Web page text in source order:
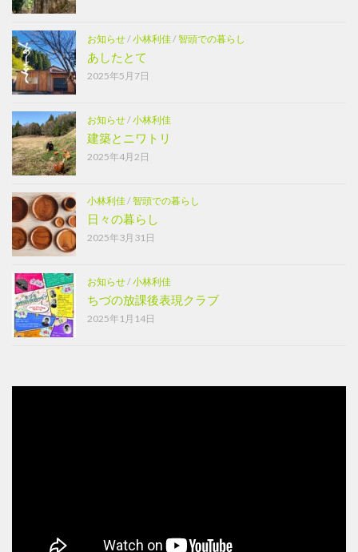
お知らせ/小林利佳/智頭での暮らし
あしたとて
2025年5月7日
お知らせ/小林利佳
建築とニワトリ
2025年4月2日
小林利佳/智頭での暮らし
日々の暮らし
2025年3月31日
お知らせ/小林利佳
ちづの放課後表現クラブ
2025年1月14日